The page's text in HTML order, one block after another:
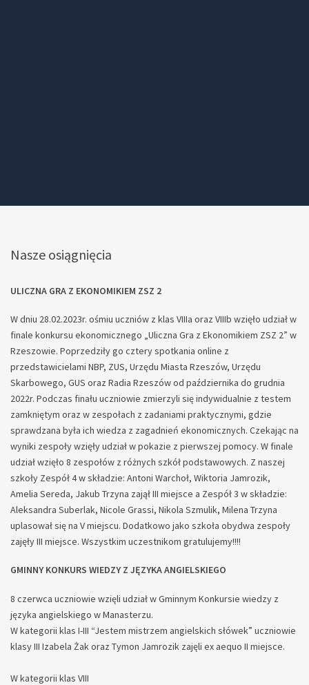
Nasze osiągnięcia
ULICZNA GRA Z EKONOMIKIEM ZSZ 2
W dniu 28.02.2023r. ośmiu uczniów z klas VIIIa oraz VIIIb wzięło udział w
finale konkursu ekonomicznego „Uliczna Gra z Ekonomikiem ZSZ 2” w
Rzeszowie. Poprzedziły go cztery spotkania online z
przedstawicielami NBP, ZUS, Urzędu Miasta Rzeszów, Urzędu
Skarbowego, GUS oraz Radia Rzeszów od października do grudnia
2022r. Podczas finału uczniowie zmierzyli się indywidualnie z testem
zamkniętym oraz w zespołach z zadaniami praktycznymi, gdzie
sprawdzana była ich wiedza z zagadnień ekonomicznych. Czekając na
wyniki zespoły wzięły udział w pokazie z pierwszej pomocy. W finale
udział wzięło 8 zespołów z różnych szkół podstawowych. Z naszej
szkoły Zespół 4 w składzie: Antoni Warchoł, Wiktoria Jamrozik,
Amelia Sereda, Jakub Trzyna zajął III miejsce a Zespół 3 w składzie:
Aleksandra Suberlak, Nicole Grassi, Nikola Szmulik, Milena Trzyna
uplasował się na V miejscu. Dodatkowo jako szkoła obydwa zespoły
zajęły III miejsce. Wszystkim uczestnikom gratulujemy!!!!
GMINNY KONKURS WIEDZY Z JĘZYKA ANGIELSKIEGO
8 czerwca uczniowie wzięli udział w Gminnym Konkursie wiedzy z
języka angielskiego w Manasterzu.
W kategorii klas I-III “Jestem mistrzem angielskich słówek” uczniowie
klasy III Izabela Żak oraz Tymon Jamrozik zajęli ex aequo II miejsce.
W kategorii klas VIII